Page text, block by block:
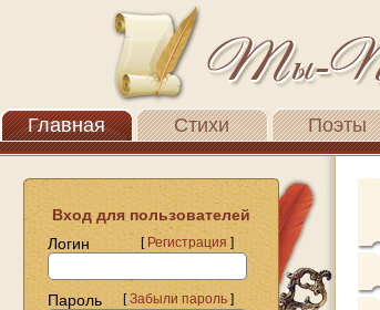
Главная Стихи Поэты
Вход для пользователей
Логин
[Регистрация]
Пароль [Забыли пароль]